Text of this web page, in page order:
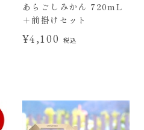
あらごしみかん 720mL
＋前掛けセット
¥4,100 税込